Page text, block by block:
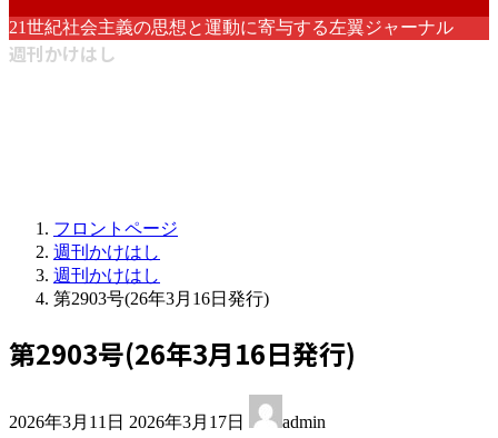
21世紀社会主義の思想と運動に寄与する左翼ジャーナル
週刊かけはし
フロントページ
週刊かけはし
週刊かけはし
第2903号(26年3月16日発行)
第2903号(26年3月16日発行)
2026年3月11日 終
2026年3月17日 admin